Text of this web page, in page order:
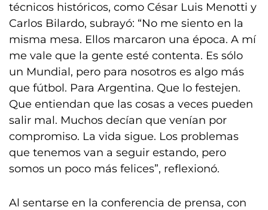
técnicos históricos, como César Luis Menotti y
Carlos Bilardo, subrayó: “No me siento en la
misma mesa. Ellos marcaron una época. A mí
me vale que la gente esté contenta. Es sólo
un Mundial, pero para nosotros es algo más
que fútbol. Para Argentina. Que lo festejen.
Que entiendan que las cosas a veces pueden
salir mal. Muchos decían que venían por
compromiso. La vida sigue. Los problemas
que tenemos van a seguir estando, pero
somos un poco más felices”, reflexionó.
Al sentarse en la conferencia de prensa, con